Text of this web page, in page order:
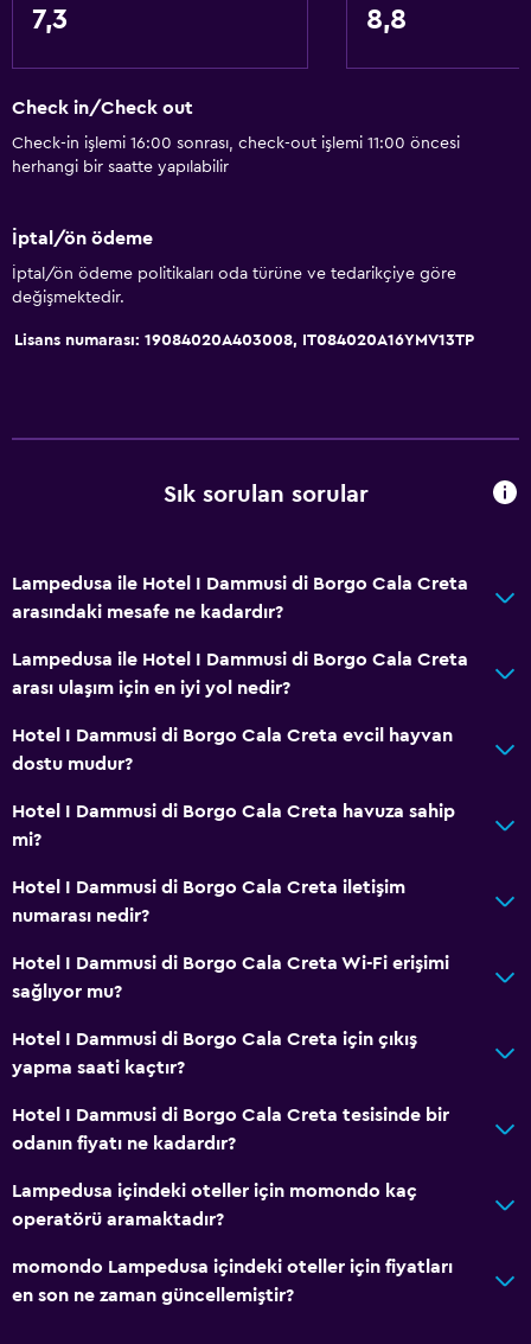
7,3 8,8
Check in/Check out
Check-in işlemi 16:00 sonrası, check-out işlemi 11:00 öncesi
herhangi bir saatte yapılabilir
İptal/ön ödeme
İptal/ön ödeme politikaları oda türüne ve tedarikçiye göre
değişmektedir.
Lisans numarası: 19084020A403008, IT084020A16YMV13TP
Sık sorulan sorular
Lampedusa ile Hotel I Dammusi di Borgo Cala Creta
arasındaki mesafe ne kadardır?
Lampedusa ile Hotel I Dammusi di Borgo Cala Creta
arası ulaşım için en iyi yol nedir?
Hotel I Dammusi di Borgo Cala Creta evcil hayvan
dostu mudur?
Hotel I Dammusi di Borgo Cala Creta havuza sahip
mi?
Hotel I Dammusi di Borgo Cala Creta iletişim
numarası nedir?
Hotel I Dammusi di Borgo Cala Creta Wi-Fi erişimi
sağlıyor mu?
Hotel I Dammusi di Borgo Cala Creta için çıkış
yapma saati kaçtır?
Hotel I Dammusi di Borgo Cala Creta tesisinde bir
odanın fiyatı ne kadardır?
Lampedusa içindeki oteller için momondo kaç
operatörü aramaktadır?
momondo Lampedusa içindeki oteller için fiyatları
en son ne zaman güncellemiştir?